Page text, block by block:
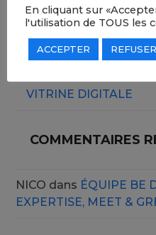
EVENTS
DERNIERS
VITRINE DIGITALE
COMMENTAIRES
NICO dans ÉQUIPE BE
EXPERTISE, MEET &
En cliquant sur
l'utilisation de TOUS les
ACCEPTER REFUSER